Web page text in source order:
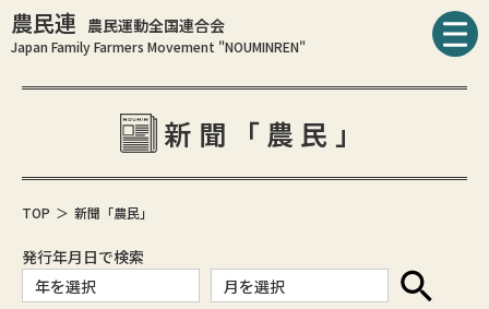
農民連 農民運動全国連合会
Japan Family Farmers Movement "NOUMINREN"
新聞「農民」
TOP 新聞「農民」
発行年月日で検索